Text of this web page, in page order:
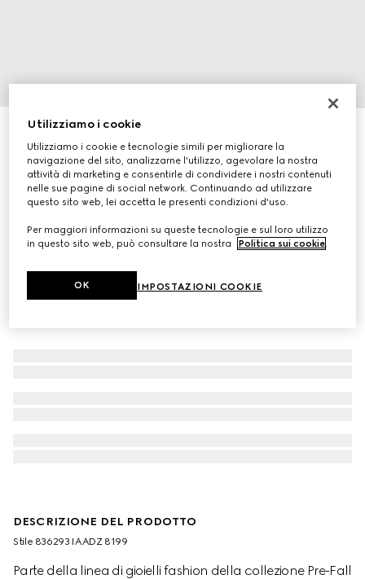
Bracciale con dettaglio GG
CHF 220
DESCRIZIONE DEL PRODOTTO
Stile ‎836293 IAADZ 8199
Parte della linea di gioielli fashion della collezione Pre-Fall
Utilizziamo i cookie
Utilizziamo i cookie e tecnologie simili per migliorare la
navigazione del sito, analizzarne l'utilizzo, agevolare la nostra
attività di marketing e consentirle di condividere i nostri contenuti
nelle sue pagine di social network. Continuando ad utilizzare
questo sito web, lei accetta le presenti condizioni d'uso.
Per maggiori informazioni su queste tecnologie e sul loro utilizzo
in questo sito web, può consultare la nostra
Politica sui cookie.
IMPOSTAZIONI COOKIE
OK